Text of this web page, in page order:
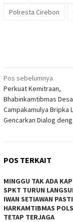
Polresta Cirebon
Navigasi
pos
Pos sebelumnya
Perkuat Kemitraan,
Bhabinkamtibmas Desa
Campakamulya Bripka
Gencarkan Dialog
POS TERKAIT
MINGGU TAK ADA
SPKT TURUN
IWAN SETIAWAN
HARKAMTIBMAS
TETAP TERJAGA